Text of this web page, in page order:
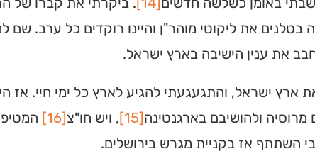
את ליקוטי מוהר"ן והיינו רוקדים כל ערב. שם
את ענין הישיבה בארץ ישראל.
ארץ ישראל, והתגעגעתי להגיע לארץ כל ימי חיי. אז
מרוסיה ולהושיבם בארגנטינה[15] , ויש חו"צ[16]
השתתף אז בקניית מגרש בירושלים.